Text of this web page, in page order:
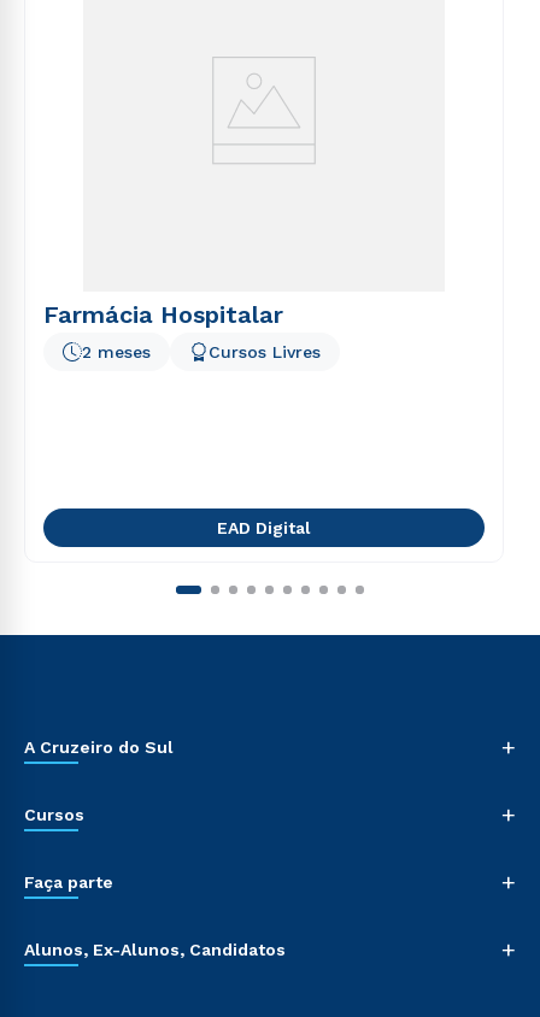
Farmácia Hospitalar
2 meses Cursos Livres
EAD Digital
A Cruzeiro do Sul +
Cursos +
Faça parte +
Alunos, Ex-Alunos, Candidatos +